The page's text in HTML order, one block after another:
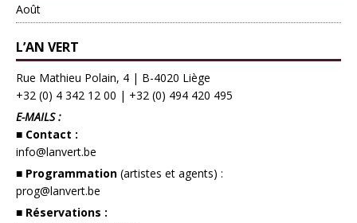
Août
L’AN VERT
Rue Mathieu Polain, 4 | B-4020 Liège
+32 (0) 4 342 12 00 | +32 (0) 494 420 495
E-MAILS :
■ Contact :
info@lanvert.be
■ Programmation (artistes et agents) :
prog@lanvert.be
■ Réservations :